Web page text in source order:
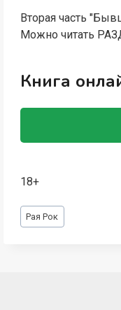
Вторая часть
Можно читать
Книга
18+
Метки
записи:
Рая Рок